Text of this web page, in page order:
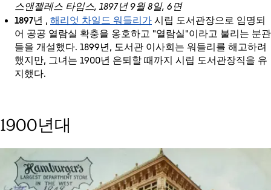
스앤젤레스 타임스, 1897년 9월 8일, 6면
1897년 , 해리엇 차일드 워들리가 시립 도서관장으로 임명되
어 공공 열람실 확충을 옹호하고 "열람실"이라고 불리는 분관
들을 개설했다. 1899년, 도서관 이사회는 워들리를 해고하려
했지만, 그녀는 1900년 은퇴할 때까지 시립 도서관장직을 유
지했다.
1900년대